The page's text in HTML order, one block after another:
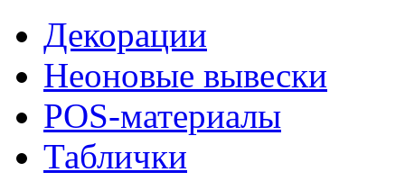
Декорации
Неоновые вывески
POS-материалы
Таблички